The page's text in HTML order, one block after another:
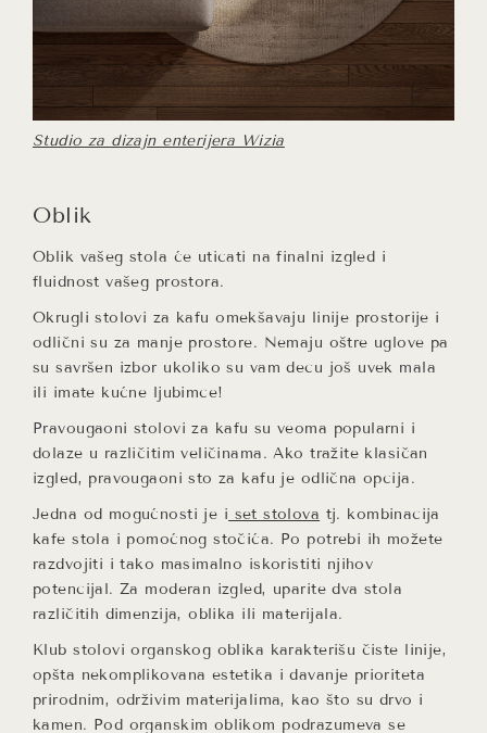
Studio za dizajn enterijera Wizia
Oblik
Oblik vašeg stola će uticati na finalni izgled i
fluidnost vašeg prostora.
Okrugli stolovi za kafu omekšavaju linije prostorije i
odlični su za manje prostore. Nemaju oštre uglove pa
su savršen izbor ukoliko su vam decu još uvek mala
ili imate kućne ljubimce!
Pravougaonistolovi za kafu su veoma popularni i
dolaze u različitim veličinama. Ako tražite klasičan
izgled, pravougaoni sto za kafu je odlična opcija.
Jedna od mogućnosti je i set stolova tj. kombinacija
kafe stola i pomoćnog stočića. Po potrebi ih možete
razdvojiti i tako masimalno iskoristiti njihov
potencijal. Za moderan izgled, uparite dva stola
različitih dimenzija, oblika ili materijala.
Klub stolovi organskog oblika karakterišu čiste linije,
opšta nekomplikovana estetika i davanje prioriteta
prirodnim, održivim materijalima, kao što su drvo i
kamen. Pod organskim oblikom podrazumeva se